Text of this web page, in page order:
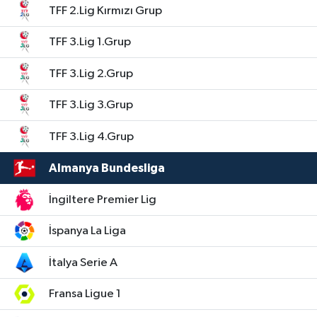
TFF 2.Lig Kırmızı Grup
TFF 3.Lig 1.Grup
TFF 3.Lig 2.Grup
TFF 3.Lig 3.Grup
TFF 3.Lig 4.Grup
Almanya Bundesliga
İngiltere Premier Lig
İspanya La Liga
İtalya Serie A
Fransa Ligue 1